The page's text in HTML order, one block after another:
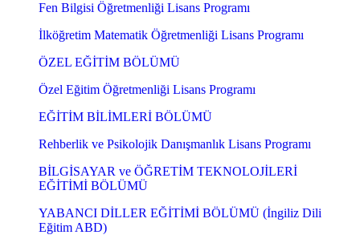
Fen Bilgisi Öğretmenliği Lisans Programı
İlköğretim Matematik Öğretmenliği Lisans Programı
ÖZEL EĞİTİM BÖLÜMÜ
Özel Eğitim Öğretmenliği Lisans Programı
EĞİTİM BİLİMLERİ BÖLÜMÜ
Rehberlik ve Psikolojik Danışmanlık Lisans Programı
BİLGİSAYAR ve ÖĞRETİM TEKNOLOJİLERİ
EĞİTİMİ BÖLÜMÜ
YABANCI DİLLER EĞİTİMİ BÖLÜMÜ (İngiliz Dili
Eğitim ABD)